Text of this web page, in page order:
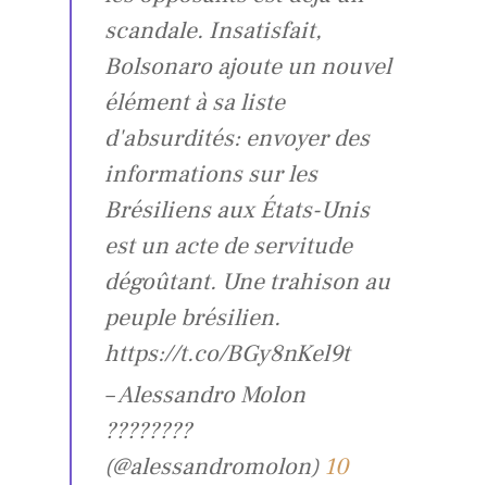
scandale. Insatisfait,
Bolsonaro ajoute un nouvel
élément à sa liste
d'absurdités: envoyer des
informations sur les
Brésiliens aux États-Unis
est un acte de servitude
dégoûtant. Une trahison au
peuple brésilien.
https://t.co/BGy8nKel9t
– Alessandro Molon
????????
(@alessandromolon) 10